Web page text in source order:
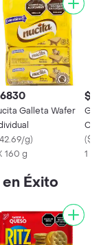
Galleta Wafer
g)
160 g
$
(
1 x
Éxito